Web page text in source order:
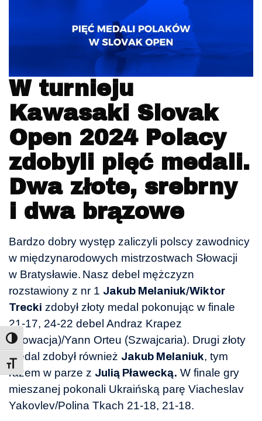
Toggle Font size
W turnieju
Kawasaki Slovak
Open 2024 Polacy
zdobyli pięć medali.
Dwa złote, srebrny
i dwa brązowe
Bardzo dobry występ zaliczyli polscy zawodnicy
w międzynarodowych mistrzostwach Słowacji
w Bratysławie. Nasz debel mężczyzn
rozstawiony z nr 1 Jakub Melaniuk/Wiktor
Trecki zdobył złoty medal pokonując w finale
21-17, 24-22 debel Andraz Krapez
(Słowacja)/Yann Orteu (Szwajcaria). Drugi złoty
medal zdobył również Jakub Melaniuk, tym
razem w parze z Julią Pławecką. W finale gry
mieszanej pokonali Ukraińską parę Viacheslav
Yakovlev/Polina Tkach 21-18, 21-18.